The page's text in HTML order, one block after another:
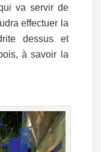
va servir de
effectuer la
dessus et
à savoir la